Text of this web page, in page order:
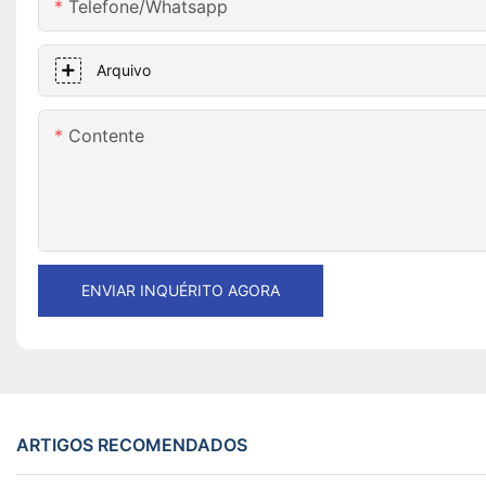
Telefone/whatsapp
Arquivo
Contente
ENVIAR INQUÉRITO AGORA
ARTIGOS RECOMENDADOS